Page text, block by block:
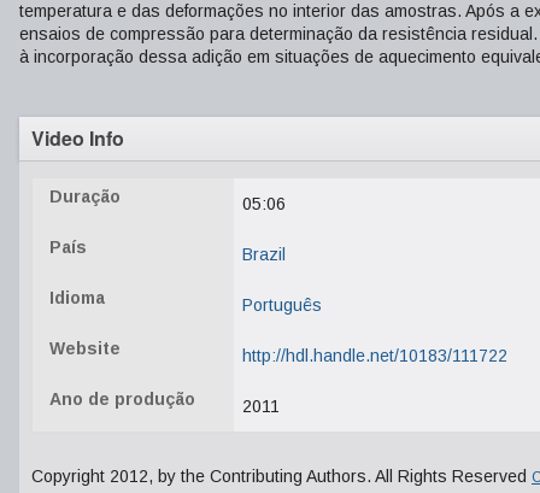
temperatura e das deformações no interior das amostras. Após a
ensaios de compressão para determinação da resistência
à incorporação dessa adição em situações de aquecimento
Video Info
Duração 05:06
País Brazil
Idioma Português
Website http://hdl.handle.net/10183/111722
Ano de produção 2011
Copyright 2012, by the Contributing Authors. All Rights Reserved